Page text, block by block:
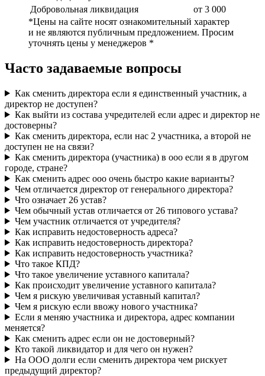
Добровольная ликвидация
от 3 000
*Цены на сайте носят ознакомительный характер
и не являются публичным предложением. Просим
уточнять цены у менеджеров *
Часто задаваемые вопросы
Как сменить директора если я единственный участник, а
директор не доступен?
Как выйти из состава учредителей если адрес и директор не
достоверны?
Как сменить директора, если нас 2 участника, а второй не
доступен не на связи?
Как сменить директора (участника) в ооо если я в другом
городе, стране?
Как сменить адрес ооо очень быстро какие варианты?
Чем отличается директор от генерального директора?
Что означает 26 устав?
Чем обычный устав отличается от 26 типового устава?
Чем участник отличается от учредителя?
Как исправить недостоверность адреса?
Как исправить недостоверность директора?
Как исправить недостоверность участника?
Что такое КПД?
Что такое увеличение уставного капитала?
Как происходит увеличение уставного капитала?
Чем я рискую увеличивая уставный капитал?
Чем я рискую если ввожу нового участника?
Если я меняю участника и директора, адрес компании
меняется?
Как сменить адрес если он не достоверный?
Кто такой ликвидатор и для чего он нужен?
На ООО долги если сменить директора чем рискует
предыдущий директор?